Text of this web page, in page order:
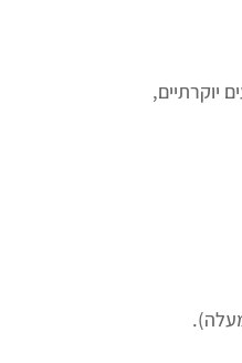
יוקרתיים,